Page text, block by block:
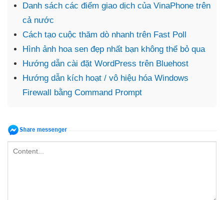
Danh sách các điểm giao dịch của VinaPhone trên
cả nước
Cách tạo cuộc thăm dò nhanh trên Fast Poll
Hình ảnh hoa sen đẹp nhất bạn không thể bỏ qua
Hướng dẫn cài đặt WordPress trên Bluehost
Hướng dẫn kích hoạt / vô hiệu hóa Windows
Firewall bằng Command Prompt